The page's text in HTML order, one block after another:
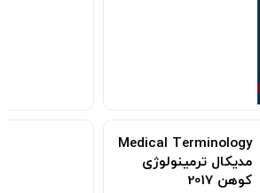
Medical Terminology
مدیکال ترمینولوژی
کوهن 2017